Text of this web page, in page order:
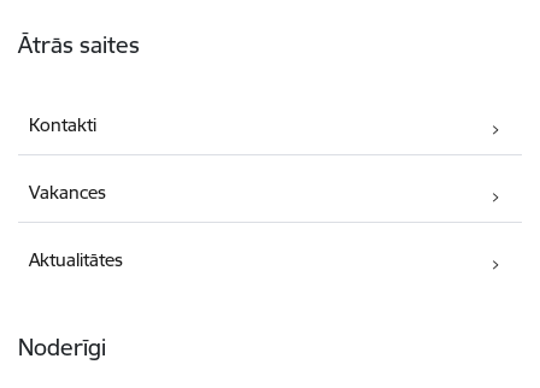
Ātrās saites
Kontakti
Vakances
Aktualitātes
Noderīgi